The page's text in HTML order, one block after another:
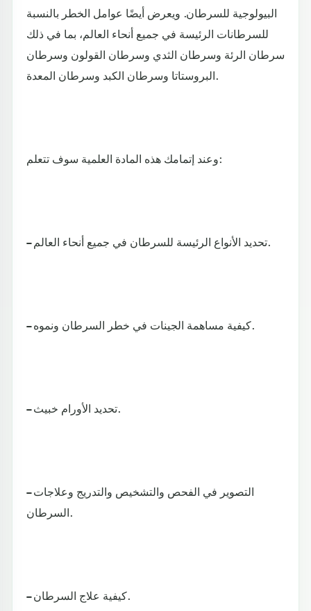
البيولوجية للسرطان. ويعرض أيضًا عوامل الخطر بالنسبة
للسرطانات الرئيسة في جميع أنحاء العالم، بما في ذلك
سرطان الرئة وسرطان الثدي وسرطان القولون وسرطان
البروستاتا وسرطان الكبد وسرطان المعدة.
وعند إتمامك هذه المادة العلمية سوف تتعلم:
– تحديد الأنواع الرئيسة للسرطان في جميع أنحاء العالم.
– كيفية مساهمة الجينات في خطر السرطان ونموه.
– تحديد الأورام خبيث.
– التصوير في الفحص والتشخيص والتدريج وعلاجات
السرطان.
– كيفية علاج السرطان.